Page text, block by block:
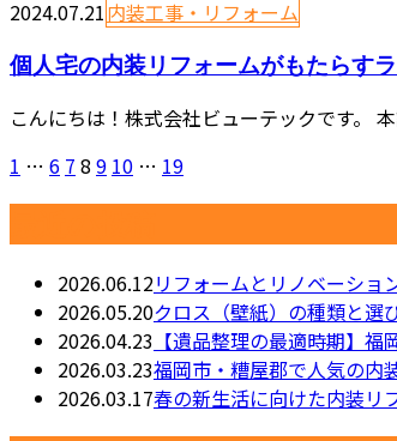
2024.07.21内装工事・リフォーム
個人宅の内装リフォームがもたらす
こんにちは！株式会社ビューテックです。
1 … 6 7 8 9 10 … 19
2026.06.12リフォームとリノベーショ
2026.05.20クロス（壁紙）の種類と選
2026.04.23 【遺品整理の最適時期】
2026.03.23福岡市・糟屋郡で人気の内
2026.03.17春の新生活に向けた内装リ